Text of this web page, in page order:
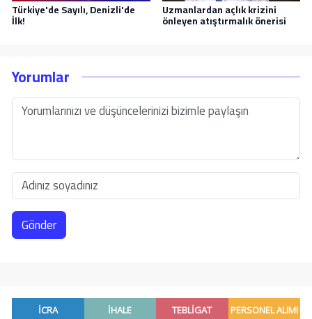
Türkiye'de Sayılı, Denizli'de
İlk!
Uzmanlardan açlık krizini
önleyen atıştırmalık önerisi
Yorumlar
Gönder